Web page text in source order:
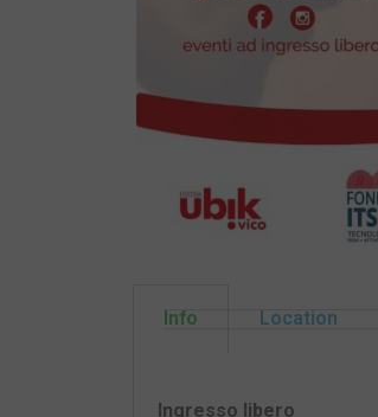
Info Location
Ingresso libero